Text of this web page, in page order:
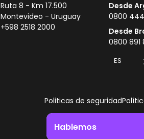
Ruta 8 - Km 17.500
Montevideo - Uruguay
+598 2518 2000
Desde
0800 444
Desde
0800 891
ES
Politicas de seguridad
Hablemos